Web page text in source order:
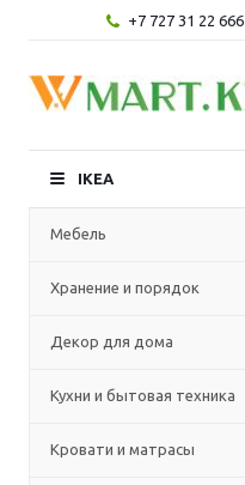
+7 727 31 22 666
IKEA
Мебель
Хранение и порядок
Декор для дома
Кухни и бытовая техника
Кровати и матрасы